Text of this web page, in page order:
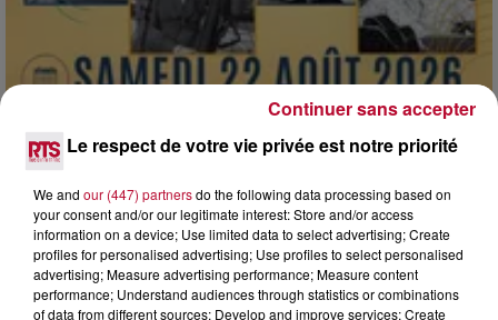
7 août 2026
DINER CONCERT À LA MJC DE MARSEILLAN
Le respect de votre vie privée est notre priorité
We and our (447) partnersdo the following data processing based on
your consent and/or our legitimate interest: Store and/or access
information on a device; Use limited data to select advertising; Create
profiles for personalised advertising; Use profiles to select personalised
advertising; Measure advertising performance; Measure content
performance; Understand audiences through statistics or combinations
of data from different sources; Develop and improve services; Create
Continuer sans accepter